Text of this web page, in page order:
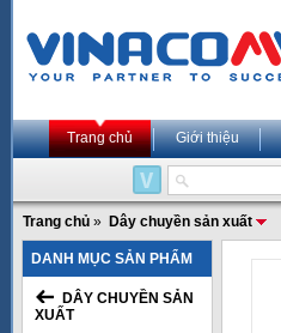
Trang chủ Giới thiệu
Trang chủ » Dây chuyền sản xuất
DANH MỤC SẢN PHẨM
DÂY CHUYỀN SẢN
XUẤT